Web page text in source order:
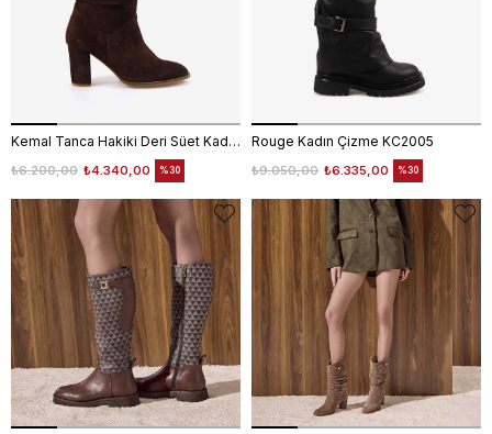
Kemal Tanca Hakiki Deri Süet Kadın Çizme 25-100670K
₺4.340,00
₺6.200,00 %30
Rouge Kadın Çizme KC2005
₺6.335,00
₺9.050,00 %30